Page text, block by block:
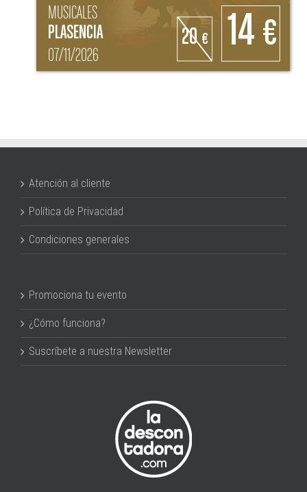
MUSICALES
PLASENCIA
07/11/2026
20€ 14 €
Atención al cliente
Política de Privacidad
Condiciones generales
Promociona tu evento
¿Cómo funciona?
Suscríbete a nuestra Newsletter